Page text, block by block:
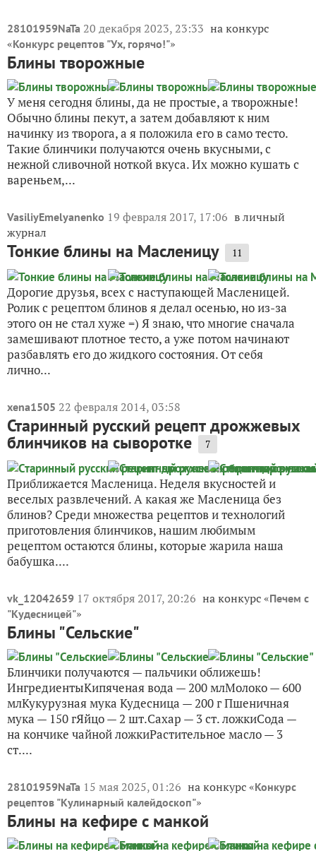
28101959NaTa 20 декабря 2023, 23:33 на конкурс
«Конкурс рецептов "Ух, горячо!"»
Блины творожные
У меня сегодня блины, да не простые, а творожные!
Обычно блины пекут, а затем добавляют к ним
начинку из творога, а я положила его в само тесто.
Такие блинчики получаются очень вкусными, с
нежной сливочной ноткой вкуса. Их можно кушать с
вареньем,...
VasiliyEmelyanenko 19 февраля 2017, 17:06 в личный
журнал
Тонкие блины на Масленицу 11
Дорогие друзья, всех с наступающей Масленицей.
Ролик с рецептом блинов я делал осенью, но из-за
этого он не стал хуже =) Я знаю, что многие сначала
замешивают плотное тесто, а уже потом начинают
разбавлять его до жидкого состояния. От себя
лично...
xena1505 22 февраля 2014, 03:58
Старинный русский рецепт дрожжевых
блинчиков на сыворотке 7
Приближается Масленица. Неделя вкусностей и
веселых развлечений. А какая же Масленица без
блинов? Среди множества рецептов и технологий
приготовления блинчиков, нашим любимым
рецептом остаются блины, которые жарила наша
бабушка....
vk_12042659 17 октября 2017, 20:26 на конкурс «Печем с
"Кудесницей"»
Блины "Сельские"
Блинчики получаются — пальчики оближешь!
ИнгредиентыКипяченая вода — 200 млМолоко — 600
млКукурузная мука Кудесница — 200 г Пшеничная
мука — 150 гЯйцо — 2 шт.Сахар — 3 ст. ложкиСода —
на кончике чайной ложкиРастительное масло — 3
ст....
28101959NaTa 15 мая 2025, 01:26 на конкурс «Конкурс
рецептов "Кулинарный калейдоскоп"»
Блины на кефире с манкой